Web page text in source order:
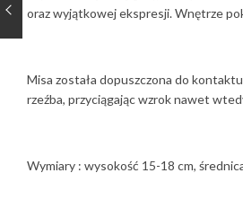
oraz wyjątkowej ekspresji. Wnętrze
Misa została dopuszczona do
rzeźba, przyciągając wzrok nawet
Wymiary : wysokość 15-18 cm,